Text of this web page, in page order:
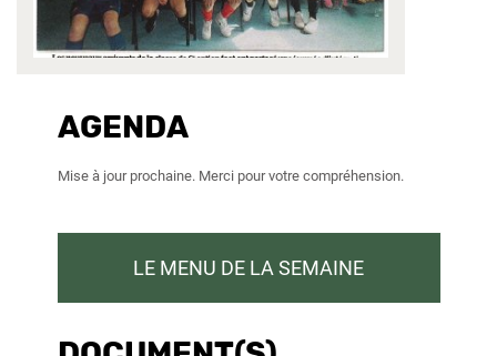
AGENDA
Mise à jour prochaine. Merci pour votre compréhension.
LE MENU DE LA SEMAINE